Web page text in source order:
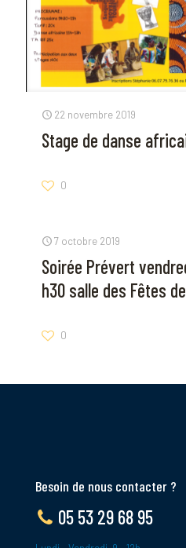
22 novembre 2019
Stage de danse
0
7 octobre 2019
Soirée Prévert
h30 salle des Fêtes
0
Besoin de nous contacter ?
05 53 29 68 95